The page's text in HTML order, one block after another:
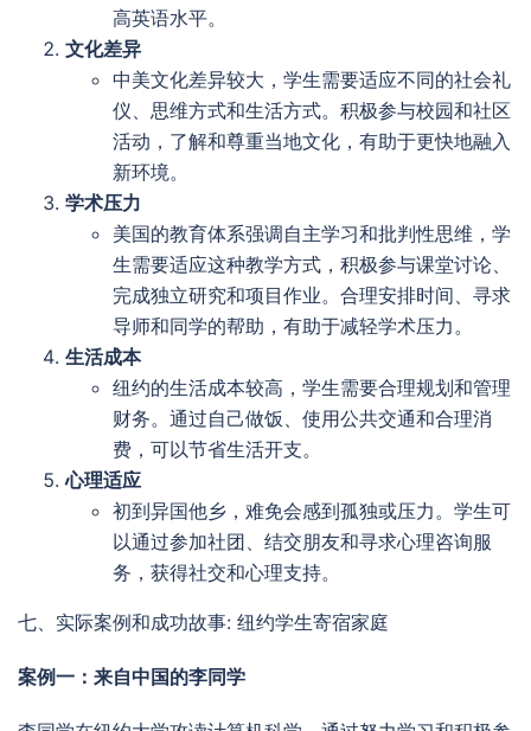
高英语水平。
文化差异
中美文化差异较大，学生需要适应不同的社会礼
仪、思维方式和生活方式。积极参与校园和社区
活动，了解和尊重当地文化，有助于更快地融入
新环境。
学术压力
美国的教育体系强调自主学习和批判性思维，学
生需要适应这种教学方式，积极参与课堂讨论、
完成独立研究和项目作业。合理安排时间、寻求
导师和同学的帮助，有助于减轻学术压力。
生活成本
纽约的生活成本较高，学生需要合理规划和管理
财务。通过自己做饭、使用公共交通和合理消
费，可以节省生活开支。
心理适应
初到异国他乡，难免会感到孤独或压力。学生可
以通过参加社团、结交朋友和寻求心理咨询服
务，获得社交和心理支持。
七、实际案例和成功故事: 纽约学生寄宿家庭
案例一：来自中国的李同学